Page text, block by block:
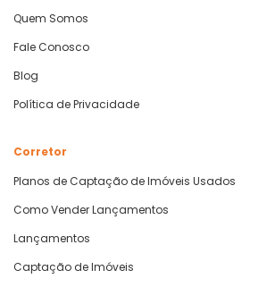
Quem Somos
Fale Conosco
Blog
Política de Privacidade
Corretor
Planos de Captação de Imóveis Usados
Como Vender Lançamentos
Lançamentos
Captação de Imóveis